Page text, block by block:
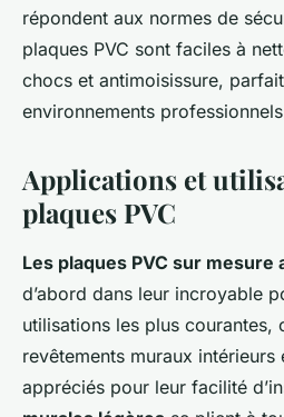
répondent aux normes de
plaques PVC sont faciles à
chocs et antimoisissure,
environnements
Applications et
plaques PVC
Les plaques PVC sur mesure
d’abord dans leur incroyable
utilisations les plus courantes,
revêtements muraux intérieurs
appréciés pour leur facilité